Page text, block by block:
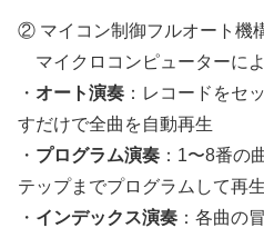
② マイコン制御フルオート機
マイクロコンピューターに
・ オート演奏 ：レコードをセ
すだけで全曲を自動再生
・ プログラム演奏 ：1〜8番の
テップまでプログラムして再生
・ インデックス演奏 ：各曲の